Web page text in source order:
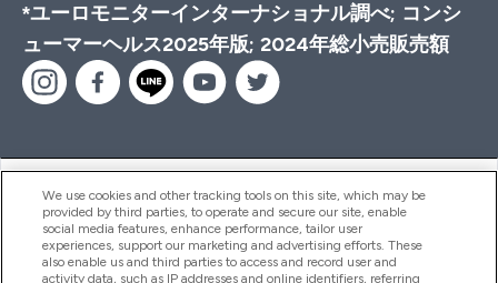
*ユーロモニターインターナショナル調べ; コンシ
ューマーヘルス2025年版; 2024年総小売販売額
ヘルプ＆ガイド
商品について
We use cookies and other tracking tools on this site, which may be
provided by third parties, to operate and secure our site, enable
social media features, enhance performance, tailor user
experiences, support our marketing and advertising efforts. These
also enable us and third parties to access and record user and
activity data, such as IP addresses and online identifiers, referring